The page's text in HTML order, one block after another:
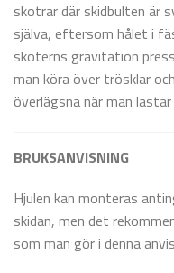
skotrar där skidbulten är
själva, eftersom hålet i
skoterns gravitation
man köra över trösklar
överlägsna när man
BRUKSANVISNING
Hjulen kan monteras
skidan, men det
som man gör i denna